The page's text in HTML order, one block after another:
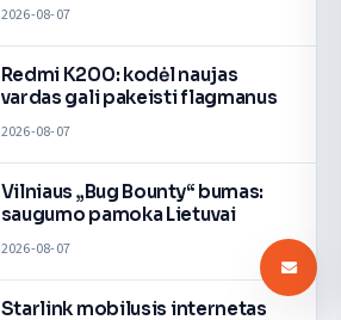
2026-08-07
Redmi K200: kodėl naujas
vardas gali pakeisti flagmanus
2026-08-07
Vilniaus „Bug Bounty“ bumas:
saugumo pamoka Lietuvai
2026-08-07
Starlink mobilusis internetas